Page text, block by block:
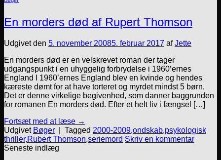
En morders død af Rupert Thomson
Udgivet den 5. november 20085. februar 2017 afJette
En morders død er en velskrevet roman der tager
udgangspunkt i en uhyggelig forbrydelse i 1960’ernes
England I 1960’ernes England blev en kvinde og hendes
kæreste dømt for at have torteret og myrdet mindst 5 børn.
Det er denne virkelige begivenhed, som danner baggrunden
for romanen En morders død. Efter et helt liv i fængsel […]
Fortsæt med at læse →
Udgivet Bøger Tagged 2000-2009,ondskab,psykologisk
thriller,Rubert Thomson,seriemord Skriv en kommentar
Seneste indlæg